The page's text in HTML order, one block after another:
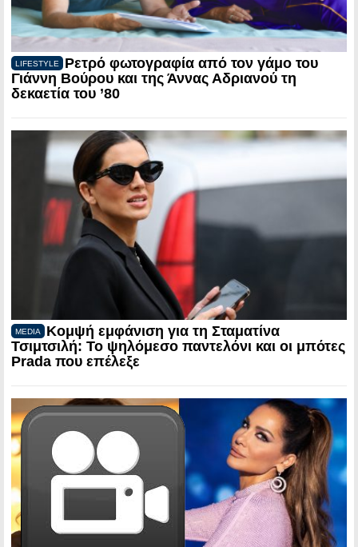
LIFESTYLE
Ρετρό φωτογραφία από τον γάμο του
Γιάννη Βούρου και της Άννας Αδριανού τη
δεκαετία του ’80
MEDIA
Κομψή εμφάνιση για τη Σταματίνα
Τσιμτσιλή: Το ψηλόμεσο παντελόνι και οι μπότες
Prada που επέλεξε